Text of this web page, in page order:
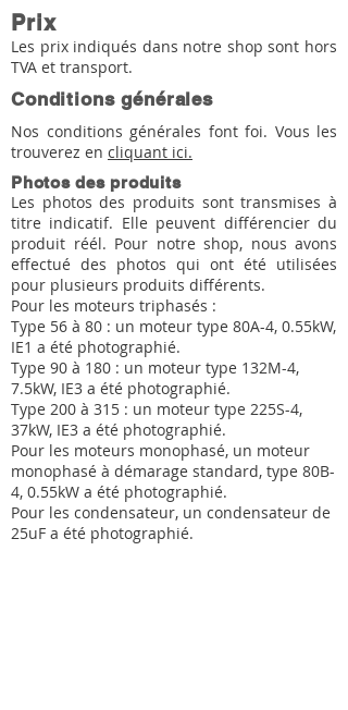
Prix
Les prix indiqués dans notre shop sont hors
TVA et transport.
Conditions générales
Nos conditions générales font foi. Vous les
trouverez en cliquant ici.
Photos des produits
Les photos des produits sont transmises à
titre indicatif. Elle peuvent différencier du
produit réél. Pour notre shop, nous avons
effectué des photos qui ont été utilisées
pour plusieurs produits différents.
Pour les moteurs triphasés :
Type 56 à 80 : un moteur type 80A-4, 0.55kW,
IE1 a été photographié.
Type 90 à 180 : un moteur type 132M-4,
7.5kW, IE3 a été photographié.
Type 200 à 315 : un moteur type 225S-4,
37kW, IE3 a été photographié.
Pour les moteurs monophasé, un moteur
monophasé à démarage standard, type 80B-
4, 0.55kW a été photographié.
Pour les condensateur, un condensateur de
25uF a été photographié.